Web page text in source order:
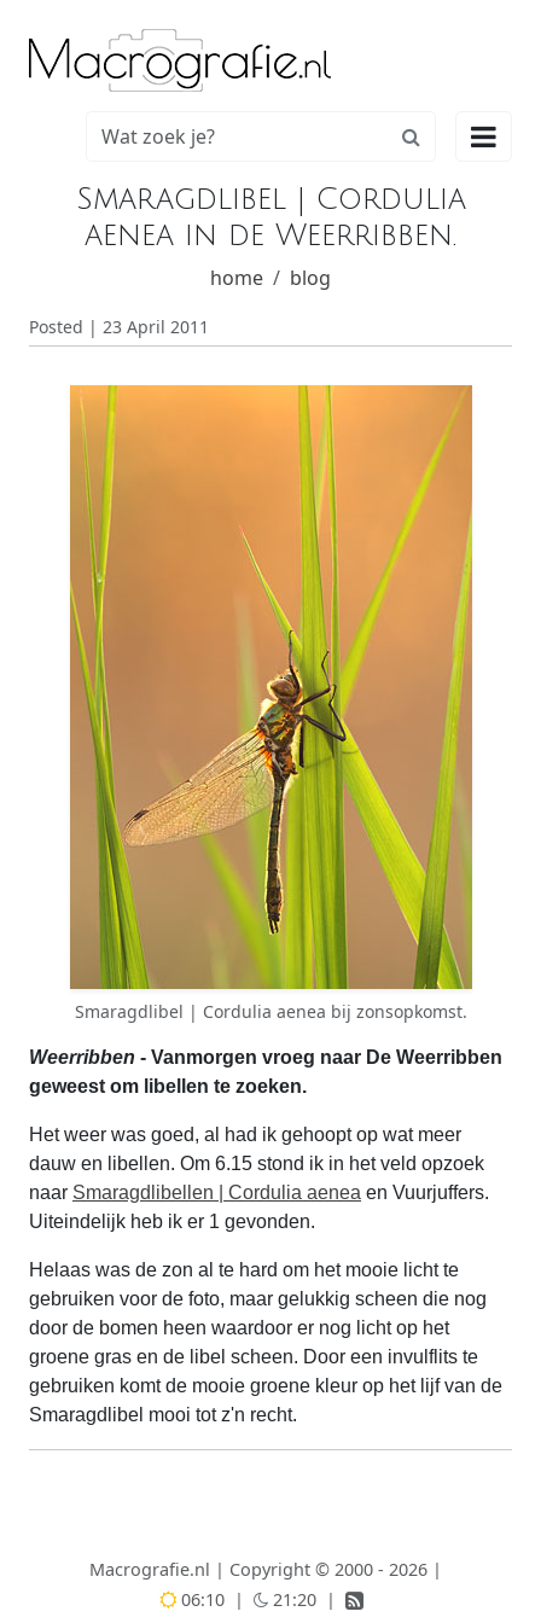

Smaragdlibel | Cordulia
aenea in de Weerribben.
home blog
Posted | 23 April 2011
Smaragdlibel | Cordulia aenea bij zonsopkomst.
Weerribben - Vanmorgen vroeg naar De Weerribben
geweest om libellen te zoeken.
Het weer was goed, al had ik gehoopt op wat meer
dauw en libellen. Om 6.15 stond ik in het veld opzoek
naar Smaragdlibellen | Cordulia aenea en Vuurjuffers.
Uiteindelijk heb ik er 1 gevonden.
Helaas was de zon al te hard om het mooie licht te
gebruiken voor de foto, maar gelukkig scheen die nog
door de bomen heen waardoor er nog licht op het
groene gras en de libel scheen. Door een invulflits te
gebruiken komt de mooie groene kleur op het lijf van de
Smaragdlibel mooi tot z'n recht.
Macrografie.nl | Copyright © 2000 - 2026 |
06:10
| 21:20 |